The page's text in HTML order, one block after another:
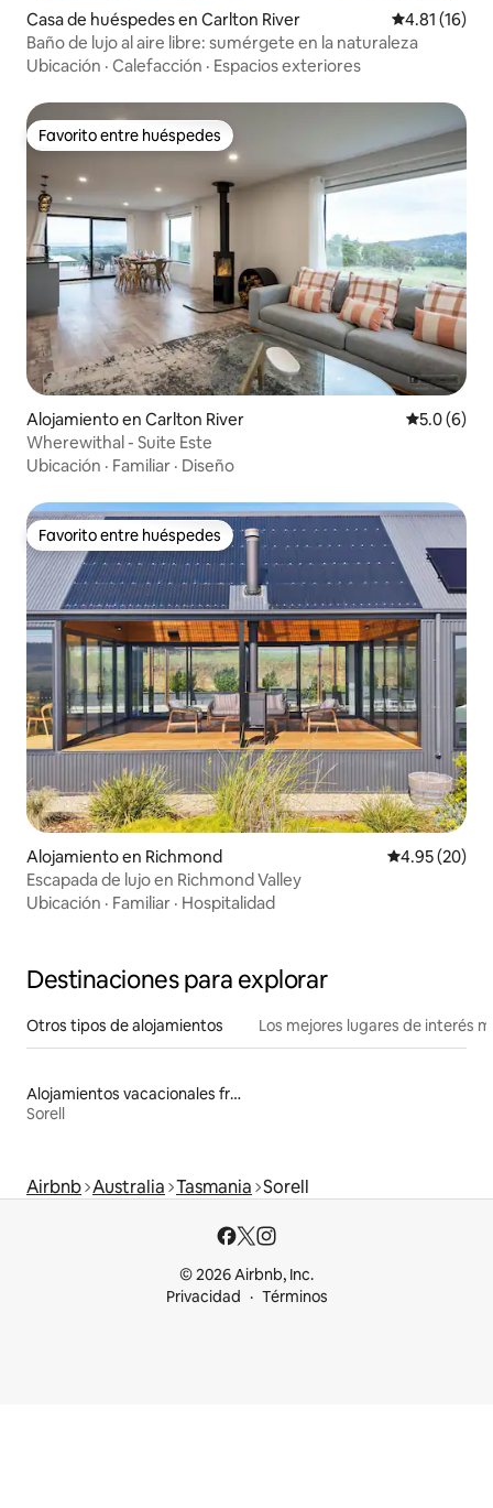
Casa de huéspedes en Carlton River Calificación
4.81 (16)
Baño de lujo al aire libre: sumérgete en la naturaleza
Ubicación · Calefacción · Espacios exteriores
Favorito entre huéspedes
Favorito entre huéspedes
Alojamiento en Carlton River
5.0 (6)
Wherewithal - Suite Este
Ubicación · Familiar · Diseño
Favorito entre huéspedes
Favorito entre huéspedes
Alojamiento en Richmond Calificación
4.95 (20)
Escapada de lujo en Richmond Valley
Ubicación · Familiar · Hospitalidad
Destinaciones para explorar
Otros tipos de alojamientos Los mejores lugares de interés
Alojamientos vacacionales frente a la playa
Sorell
Airbnb Australia Tasmania Sorell
© 2026 Airbnb, Inc.
Privacidad
Términos